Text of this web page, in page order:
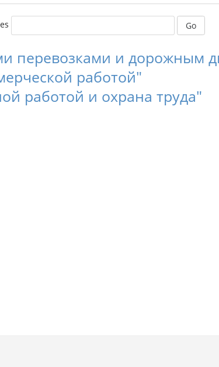
Go
перевозками и дорожным
работой"
работой и охрана труда"